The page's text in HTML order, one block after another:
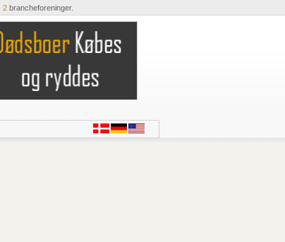
2brancheforeninger.